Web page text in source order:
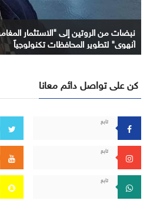
نبضات من الروتين إلى "الاستثمار
آنهوي" لتطوير المحافظات تكنولوجياً
كن على تواصل دائم معانا
تابع
تابع
تابع